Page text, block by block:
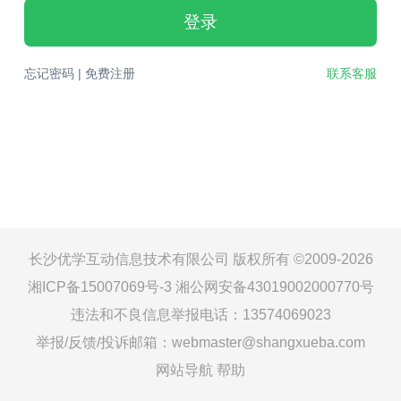
登录
忘记密码| 免费注册 联系客服
长沙优学互动信息技术有限公司 版权所有 ©2009-2026
湘ICP备15007069号-3 湘公网安备43019002000770号
违法和不良信息举报电话：13574069023
举报/反馈/投诉邮箱：webmaster@shangxueba.com
网站导航 帮助